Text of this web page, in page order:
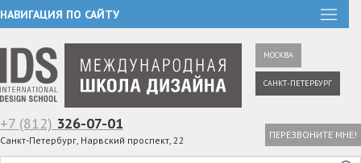
НАВИГАЦИЯ ПО САЙТУ
МОСКВА
САНКТ-ПЕТЕРБУРГ
+7 (812) 326-07-01
Санкт-Петербург, Нарвский проспект, 22 ПЕРЕЗВОНИТЕ МНЕ!